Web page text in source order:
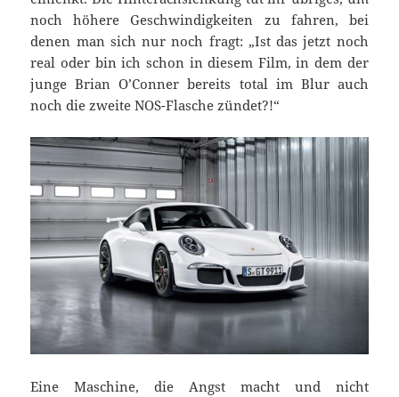
noch höhere Geschwindigkeiten zu fahren, bei
denen man sich nur noch fragt: „Ist das jetzt noch
real oder bin ich schon in diesem Film, in dem der
junge Brian O’Conner bereits total im Blur auch
noch die zweite NOS-Flasche zündet?!“
Eine Maschine, die Angst macht und nicht